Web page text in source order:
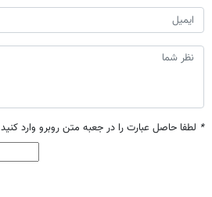
* لطفا حاصل عبارت را در جعبه متن روبرو وارد کنید